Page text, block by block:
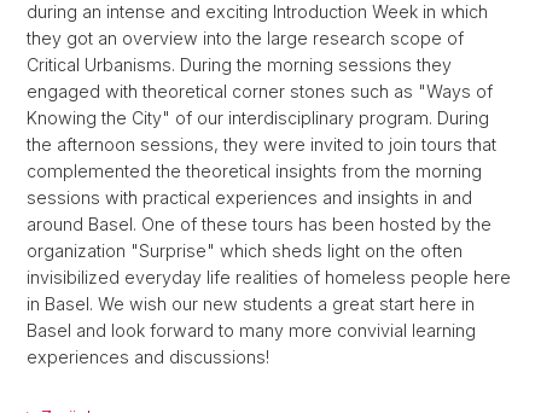
during an intense and exciting Introduction Week in which
they got an overview into the large research scope of
Critical Urbanisms. During the morning sessions they
engaged with theoretical corner stones such as "Ways of
Knowing the City" of our interdisciplinary program. During
the afternoon sessions, they were invited to join tours that
complemented the theoretical insights from the morning
sessions with practical experiences and insights in and
around Basel. One of these tours has been hosted by the
organization "Surprise" which sheds light on the often
invisibilized everyday life realities of homeless people here
in Basel. We wish our new students a great start here in
Basel and look forward to many more convivial learning
experiences and discussions!